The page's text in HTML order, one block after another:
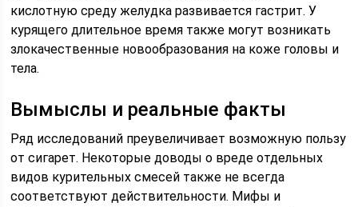
кислотную среду желудка развивается гастрит. У
курящего длительное время также могут возникать
злокачественные новообразования на коже головы и
тела.
Вымыслы и реальные факты
Ряд исследований преувеличивает возможную пользу
от сигарет. Некоторые доводы о вреде отдельных
видов курительных смесей также не всегда
соответствуют действительности. Мифы и